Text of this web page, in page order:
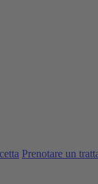
Prenotare un